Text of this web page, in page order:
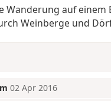
Wanderung auf einem
Weinberge und
02 Apr 2016